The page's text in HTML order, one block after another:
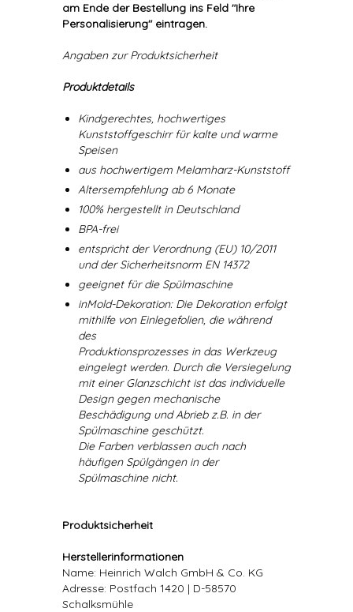
am Ende der Bestellung ins Feld "Ihre
Personalisierung" eintragen.
Angaben zur Produktsicherheit
Produktdetails
Kindgerechtes, hochwertiges
Kunststoffgeschirr für kalte und warme
Speisen
aus hochwertigem Melamharz-Kunststoff
Altersempfehlung ab 6 Monate
100% hergestellt in Deutschland
BPA-frei
entspricht der Verordnung (EU) 10/2011
und der Sicherheitsnorm EN 14372
geeignet für die Spülmaschine
inMold-Dekoration: Die Dekoration erfolgt
mithilfe von Einlegefolien, die während
des
Produktionsprozesses in das Werkzeug
eingelegt werden. Durch die Versiegelung
mit einer Glanzschicht ist das individuelle
Design gegen mechanische
Beschädigung und Abrieb z.B. in der
Spülmaschine geschützt.
Die Farben verblassen auch nach
häufigen Spülgängen in der
Spülmaschine nicht.
Produktsicherheit
Herstellerinformationen
Name: Heinrich Walch GmbH & Co. KG
Adresse: Postfach 1420 | D-58570
Schalksmühle